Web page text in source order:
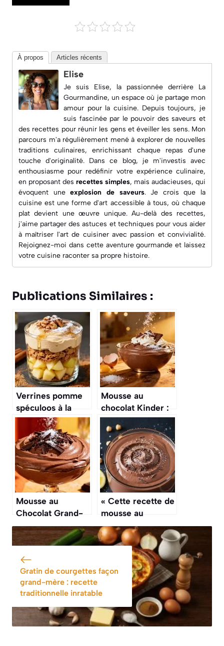
À propos Articles récents
Elise
Je suis Elise, la passionnée derrière La
Gourmandine, un espace où je partage mon
amour pour la cuisine. Depuis toujours, je
suis fascinée par le pouvoir des saveurs et
des recettes pour réunir les gens et éveiller les sens. Mon
parcours m'a régulièrement mené à explorer de nouvelles
traditions culinaires, enrichissant chaque repas d'une
touche d'originalité. Dans ce blog, je m'investis avec
enthousiasme pour redéfinir votre expérience culinaire,
en proposant des recettes simples, mais audacieuses, qui
évoquent uneexplosion de saveurs. Je crois que la
cuisine est une forme d'art accessible à tous, où chaque
plat devient une œuvre unique. Au-delà des recettes,
j'aime partager des astuces et techniques pour vous aider
à maîtriser l'art de cuisiner avec passion et convivialité.
Rejoignez-moi dans cette aventure gourmande et laissez
votre cuisine raconter sa propre histoire.
Publications Similaires :
Verrines pomme
spéculoos à la
mousse de
mascarpone et
noix
Mousse au
chocolat Kinder :
recette
gourmande et
facile
Mousse au
Chocolat Grand-
Mère : recette
Authentique et
« Cette recette de
mousse au
chocolat sans
œufs est bluffante,
la texture est
incroyable et elle
est très légère »
Gratin de courgettes façon
grand-mère : recette
traditionnelle inratable